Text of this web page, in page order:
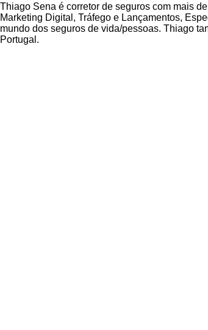
Thiago Sena é corretor de seguros com mais
Marketing Digital, Tráfego e Lançamentos,
mundo dos seguros de vida/pessoas. Thiago
Portugal.